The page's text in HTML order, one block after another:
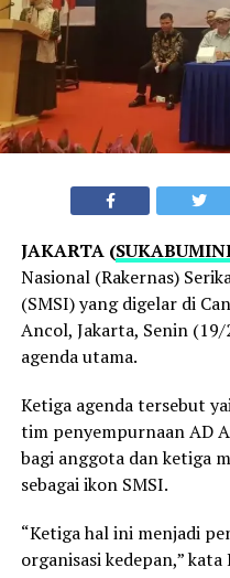
JAKARTA (
Nasional (Rakernas)
(SMSI) yang digelar di
Ancol, Jakarta, Senin
agenda utama.
Ketiga agenda tersebut
tim penyempurnaan AD
bagi anggota dan ketiga
sebagai ikon SMSI.
“Ketiga hal ini menjadi
organisasi kedepan,”